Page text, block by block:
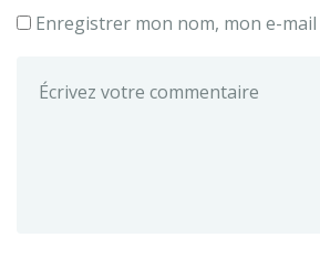
Enregistrer mon nom, mon e-